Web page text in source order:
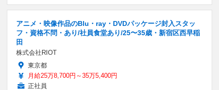
アニメ・映像作品のBlu・ray・DVDパッケージ封入スタッ
フ・資格不問・あり/社員食堂あり/25〜35歳・新宿区西早稲
田
株式会社RIOT
東京都
月給25万8,700円～35万5,400円
正社員